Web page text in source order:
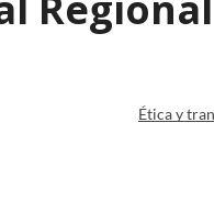
Ética y